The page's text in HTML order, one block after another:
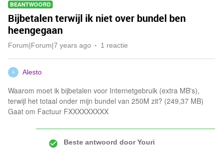
BEANTWOORD
Bijbetalen terwijl ik niet over bundel ben
heengegaan
Forum|Forum|7 years ago 1 reactie
A Alesto
Waarom moet ik bijbetalen voor Internetgebruik (extra MB's),
terwijl het totaal onder mijn bundel van 250M zit? (249,37 MB)
Gaat om Factuur FXXXXXXXXX
Beste antwoord doorYouri